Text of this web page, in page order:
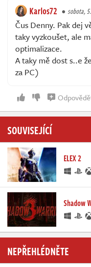
Karlos72 sobota,
Čus Denny. Pak dej
taky vyzkoušet, ale
optimalizace.
A taky mě dost s..e
za PC)
SOUVISEJÍCÍ
ELEX 2
Shadow
NEPŘEHLÉDNĚTE